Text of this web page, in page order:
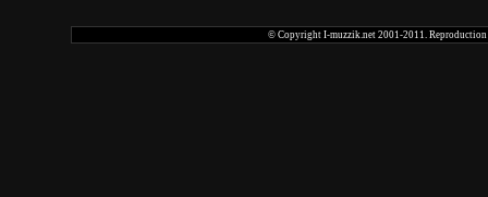
© Copyright I-muzzik.net 2001-2011. Reproduction